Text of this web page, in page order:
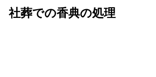
社葬での香典の処理